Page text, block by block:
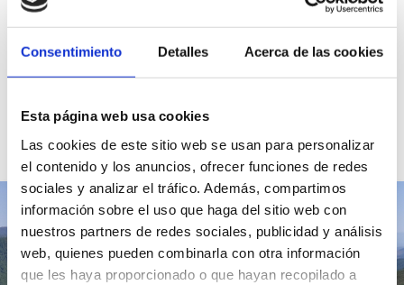
Consentimiento Detalles Acerca de las cookies
Esta página web usa cookies
Las cookies de este sitio web se usan para personalizar
el contenido y los anuncios, ofrecer funciones de redes
sociales y analizar el tráfico. Además, compartimos
información sobre el uso que haga del sitio web con
nuestros partners de redes sociales, publicidad y análisis
web, quienes pueden combinarla con otra información
que les haya proporcionado o que hayan recopilado a
a seguir